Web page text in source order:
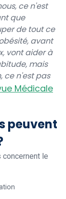
ce n'est
que
de tout ce
avant
vont aider à
mais
ce n'est pas
Médicale
peuvent
le